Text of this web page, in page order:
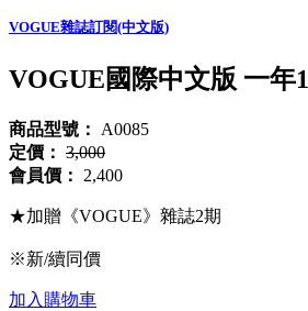
VOGUE雜誌訂閱(中文版)
VOGUE國際中文版 一年
商品型號：
A0085
定價： 3,000
會員價：
2,400
★加贈《VOGUE》雜誌2期
※新/續同價
加入購物車